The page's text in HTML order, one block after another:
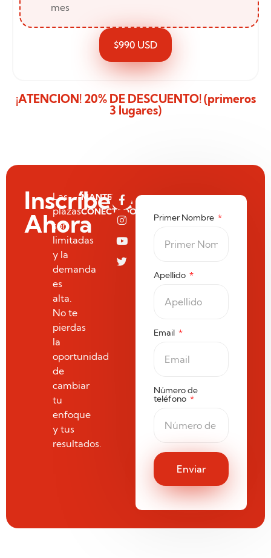
mes
$990 USD
¡ATENCION! 20% DE DESCUENTO! (primeros
3 lugares)
Inscríbete
Ahora
Las
plazas
son
limitadas
y la
demanda
es
alta.
No te
pierdas
la
oportunidad
de
cambiar
tu
enfoque
y tus
resultados.
MANTENTE
CONECTADO:
Primer Nombre
Apellido
Email
Número de
teléfono
Enviar